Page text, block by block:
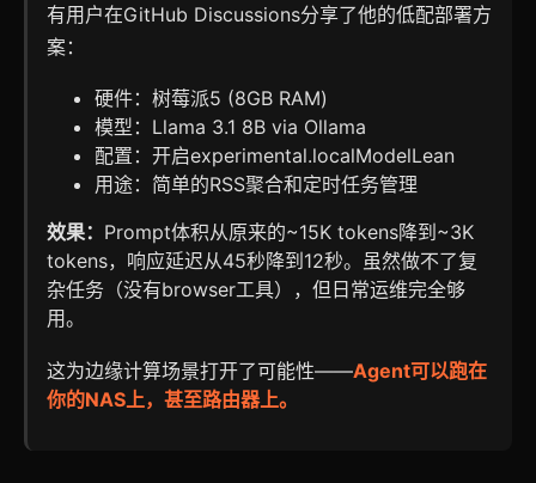
有用户在GitHub Discussions分享了他的低配部署方
案：
硬件：树莓派5 (8GB RAM)
模型：Llama 3.1 8B via Ollama
配置：开启experimental.localModelLean
用途：简单的RSS聚合和定时任务管理
效果： Prompt体积从原来的~15K tokens降到~3K
tokens，响应延迟从45秒降到12秒。虽然做不了复
杂任务（没有browser工具），但日常运维完全够
用。
这为边缘计算场景打开了可能性——Agent可以跑在
你的NAS上，甚至路由器上。